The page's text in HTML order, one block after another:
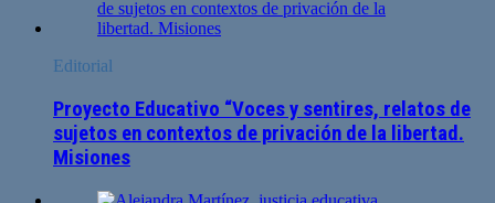
Editorial
Proyecto Educativo “Voces y sentires, relatos de
sujetos en contextos de privación de la libertad.
Misiones